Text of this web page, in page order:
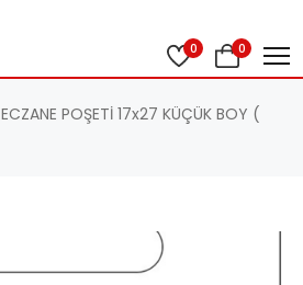
0 0
ECZANE POŞETİ 17x27 KÜÇÜK BOY (